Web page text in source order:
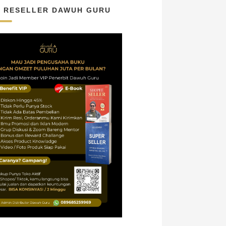
RESELLER DAWUH GURU